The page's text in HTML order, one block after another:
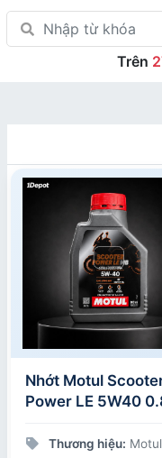
Trên
Nhớt Motul
Power LE 5W40
Thương hiệu: Motul